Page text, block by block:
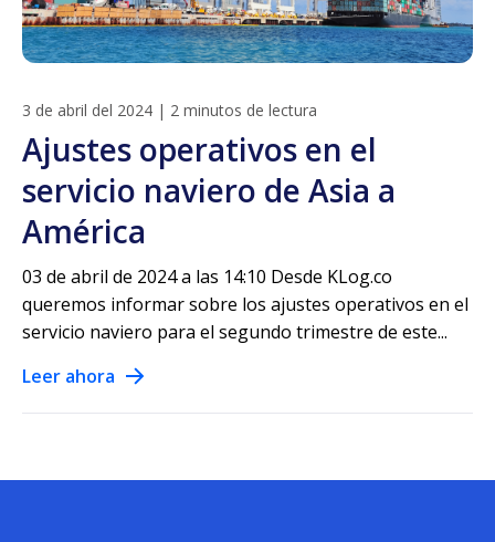
3 de abril del 2024 | 2 minutos de lectura
Ajustes operativos en el
servicio naviero de Asia a
América
03 de abril de 2024 a las 14:10 Desde KLog.co
queremos informar sobre los ajustes operativos en el
servicio naviero para el segundo trimestre de este...
Leer ahora